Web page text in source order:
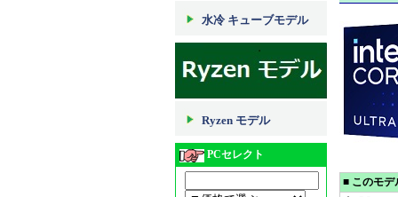
水冷 キューブモデル
Ryzen モデル
PCセレクト
■ このモデ